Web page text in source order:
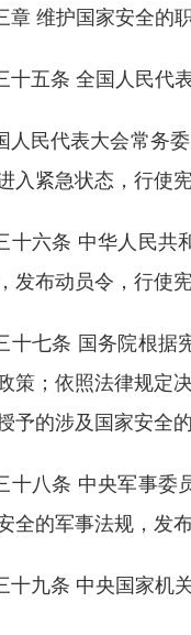
章 维护国家安全的
十五条 全国人民代
人民代表大会常务
入紧急状态，行使
十六条 中华人民共
发布动员令，行使
十七条 国务院根据
策；依照法律规定
予的涉及国家安全的
十八条 中央军事委
全的军事法规，发
十九条 中央国家机